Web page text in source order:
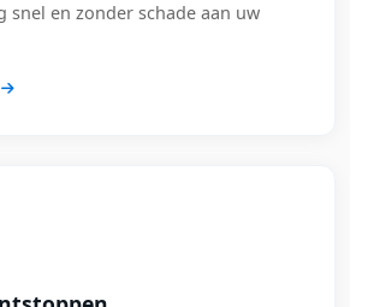
snel en zonder schade aan uw